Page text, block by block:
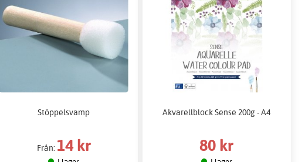
Stöppelsvamp
Från: 14 kr
Akvarellblock Sense 200g - A4
80 kr